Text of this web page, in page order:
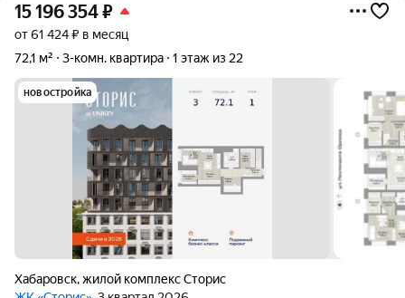
15 196 354₽
от 61 424 ₽ в месяц
72,1 м²
3-комн. квартира 1 этаж из 22
новостройка
Хабаровск,жилой комплекс Сторис